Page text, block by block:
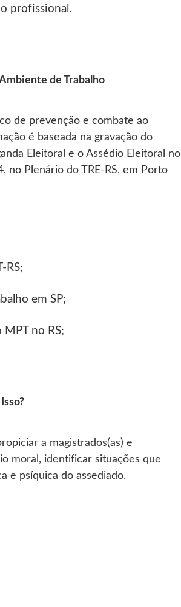
profissional.
de Trabalho
de prevenção e combate ao
é baseada na gravação do
Eleitoral e o Assédio Eleitoral no
no Plenário do TRE-RS, em Porto
RS;
em SP;
no RS;
a magistrados(as) e
moral, identificar situações que
e psíquica do assediado.